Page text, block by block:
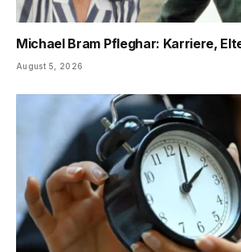
Michael Bram Pfleghar: Karriere,
August 5, 2026